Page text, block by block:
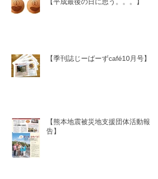
【季刊誌じーばーずcafé10月号】
【熊本地震被災地支援団体活動報
告】